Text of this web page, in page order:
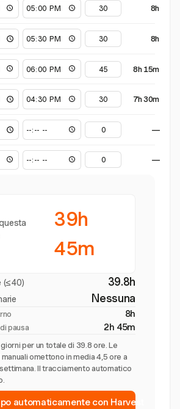
8h
8h
8h 15m
7h 30m
—
—
39h
45m
(≤40) 39.8h
Nessuna
8h
pausa 2h 45m
per un totale di 39.8 ore. Le
omettono in media 4,5 ore a
Il tracciamento automatico
automaticamente con Harvest